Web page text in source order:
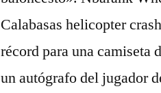
Calabasas helicopter
récord para una camiseta
un autógrafo del jugador